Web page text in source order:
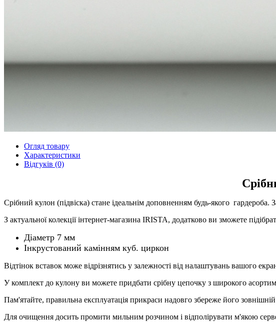
Огляд товару
Характеристики
Відгуків (0)
Срібний кулон (підвіска) стане ідеальнім доповненням будь-якого
З актуальної колекції інтернет-магазина IRISTA, додатково ви зможете
Діаметр 7 мм
Інкрустований камінням куб. циркон
Відтінок вставок може відрізнятись у залежності від налаштувань вашого
У комплект до кулону ви можете придбати срібну цепочку з широкого
Пам'ятайте, правильна експлуатація прикраси надовго збереже його
Для очищення досить промити мильним розчином і відполірувати м'якою